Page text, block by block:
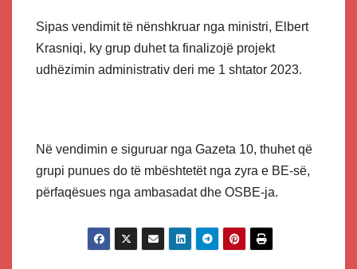
Sipas vendimit të nënshkruar nga ministri, Elbert
Krasniqi, ky grup duhet ta finalizojë projekt
udhëzimin administrativ deri me 1 shtator 2023.
Në vendimin e siguruar nga Gazeta 10, thuhet që
grupi punues do të mbështetët nga zyra e BE-së,
përfaqësues nga ambasadat dhe OSBE-ja.